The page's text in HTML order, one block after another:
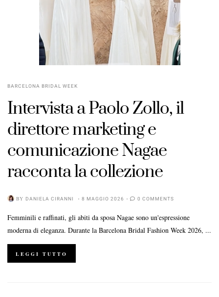
BARCELONA BRIDAL WEEK
Intervista a Paolo Zollo, il
direttore marketing e
comunicazione Nagae
racconta la collezione
BY DANIELA CIRANNI 8 MAGGIO 2026 0 COMMENTS
Femminili e raffinati, gli abiti da sposa Nagae sono un'espressione
moderna di eleganza. Durante la Barcelona Bridal Fashion Week 2026, ...
LEGGI TUTTO